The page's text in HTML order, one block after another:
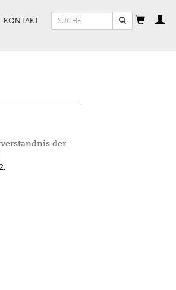
KONTAKT
Suchformular
der